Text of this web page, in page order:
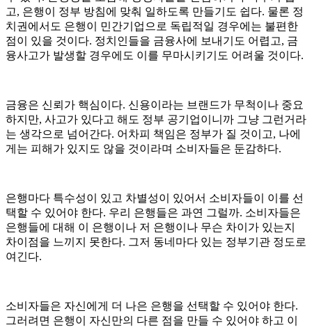
고, 은행이 정부 방침에 맞춰 일하도록 만들기도 쉽다. 물론 정
치권에서도 은행이 민간기업으로 독립적일 경우에는 불편한
점이 있을 것이다. 정치인들을 금융사에 보내기도 어렵고, 금
융사고가 발생할 경우에도 이를 무마시키기도 어려울 것이다.
금융은 신뢰가 핵심이다. 신용이라는 브랜드가 무척이나 중요
하지만, 사고가 있다고 해도 정부 공기업이니까 그냥 그런거라
는 생각으로 넘어간다. 어차피 책임은 정부가 질 것이고, 나에
게는 피해가 있지도 않을 것이라며 소비자들은 둔감하다.
은행마다 특수성이 있고 차별성이 있어서 소비자들이 이를 선
택할 수 있어야 한다. 우리 은행들은 과연 그럴까. 소비자들은
은행들에 대해 이 은행이나 저 은행이나 무슨 차이가 있는지
차이점을 느끼지 못한다. 그저 동네마다 있는 정부기관 정도로
여긴다.
소비자들은 자신에게 더 나은 은행을 선택할 수 있어야 한다.
그러려면 은행이 자신만의 다른 점을 만들 수 있어야 하고 이